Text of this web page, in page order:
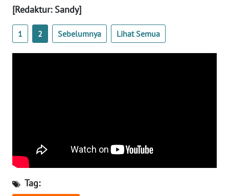
[Redaktur: Sandy]
1 2 Sebelumnya Lihat Semua
Tag:
JAMBI
SULTENG
WN
SULBAR